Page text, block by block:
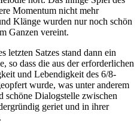
Momentum nicht mehr
Klänge wurden nur noch schön
Ganzen vereint.
letzten Satzes stand dann ein
so dass die aus der erforderlichen
und Lebendigkeit des 6/8-
wurde, was unter anderem
schöne Dialogstelle zwischen
geriet und in ihrer